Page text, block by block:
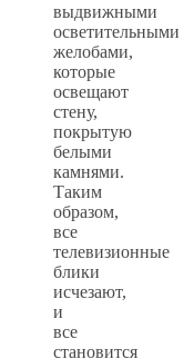
выдвижными
осветительными
желобами,
которые
освещают
стену,
покрытую
белыми
камнями.
Таким
образом,
все
телевизионные
блики
исчезают,
и
все
становится